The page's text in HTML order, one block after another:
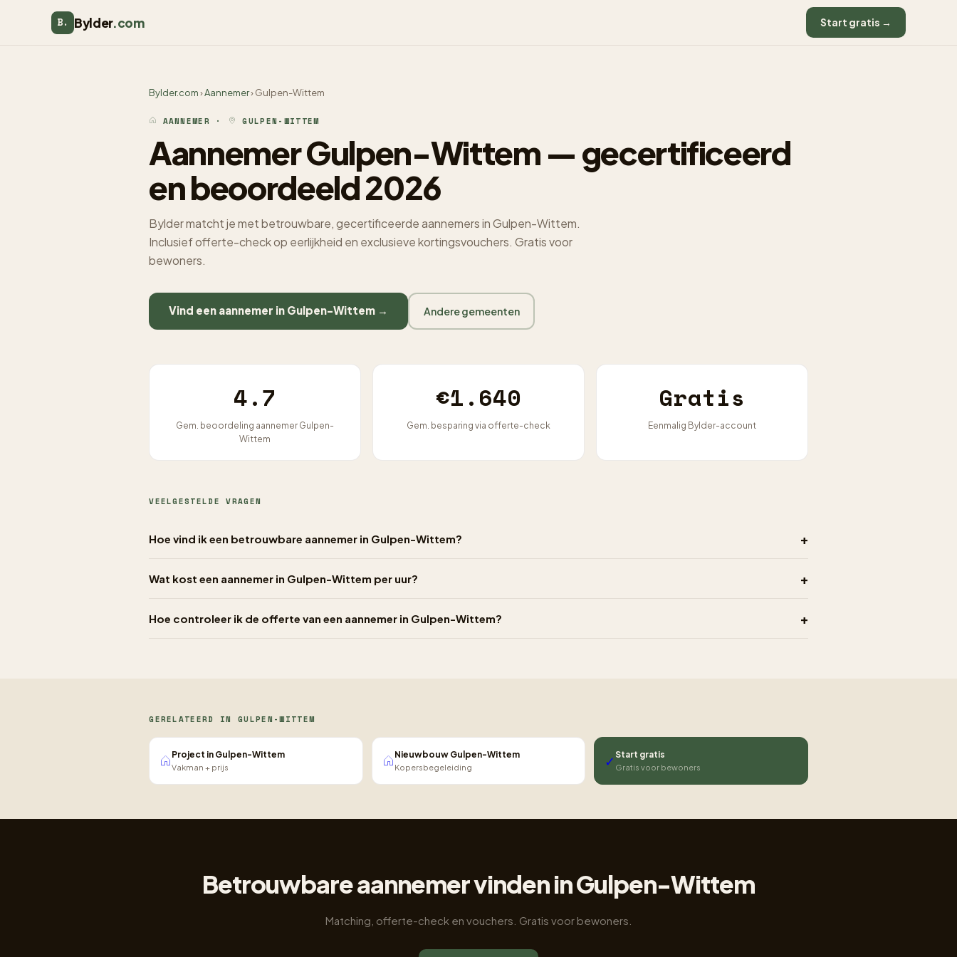
B. Bylder.com Start gratis →
Bylder.com›Aannemer› Gulpen-Wittem
AANNEMER · GULPEN-WITTEM
Aannemer Gulpen-Wittem — gecertificeerd
en beoordeeld 2026
Bylder matcht je met betrouwbare, gecertificeerde aannemers in Gulpen-Wittem.
Inclusief offerte-check op eerlijkheid en exclusieve kortingsvouchers. Gratis voor
bewoners.
Vind een aannemer in Gulpen-Wittem → Andere gemeenten
4.7
Gem. beoordeling aannemer Gulpen-
Wittem
€1.640
Gem. besparing via offerte-check
Gratis
Eenmalig Bylder-account
VEELGESTELDE VRAGEN
Hoe vind ik een betrouwbare aannemer in Gulpen-Wittem? +
Wat kost een aannemer in Gulpen-Wittem per uur? +
Hoe controleer ik de offerte van een aannemer in Gulpen-Wittem? +
GERELATEERD IN GULPEN-WITTEM
Project in Gulpen-Wittem
Vakman + prijs
Nieuwbouw Gulpen-Wittem
Kopersbegeleiding ✓Start gratis
Gratis voor bewoners
Betrouwbare aannemer vinden in Gulpen-Wittem
Matching, offerte-check en vouchers. Gratis voor bewoners.